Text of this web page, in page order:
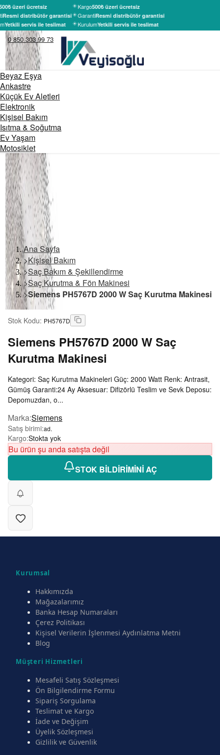
üzeri ücretsiz
Resmi distribütör garantisi
Yetkili servis ile teslimat
Kargo500₺ üzeri ücretsiz
GarantiResmi distribütör garantisi
KurulumYetkili servis ile teslimat
0 850 303 99 73
Beyaz Eşya
Ankastre
Küçük Ev Aletleri
Elektronik
Kişisel Bakım
Isıtma & Soğutma
Ev Yaşam
Motosiklet
Ana Sayfa
>Kişisel Bakım
>Saç Bakım & Şekillendirme
>Saç Kurutma & Fön Makinesi
>Siemens PH5767D 2000 W Saç Kurutma Makinesi
Stok Kodu: PH5767D
Siemens PH5767D 2000 W Saç
Kurutma Makinesi
Kategori: Saç Kurutma Makineleri Güç: 2000 Watt Renk: Antrasit,
Gümüş Garanti:24 Ay Aksesuar: Difizörlü Teslim ve Sevk Deposu:
Depomuzdan, o...
Marka:Siemens
Satış birimi:ad.
Kargo:Stokta yok
Bu ürün şu anda satışta değil
STOK BİLDİRİMİNİ AÇ
Kurumsal
Hakkımızda
Mağazalarımız
Banka Hesap Numaraları
Çerez Politikası
Kişisel Verilerin İşlenmesi Aydınlatma Metni
Blog
Müşteri Hizmetleri
Mesafeli Satış Sözleşmesi
Ön Bilgilendirme Formu
Sipariş Sorgulama
Teslimat ve Kargo
İade ve Değişim
Üyelik Sözleşmesi
Gizlilik ve Güvenlik